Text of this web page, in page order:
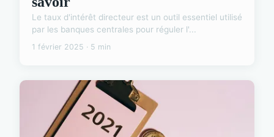
Le taux d'intérêt directeur est un outil essentiel utilisé
par les banques centrales pour réguler l'...
1 février 2025 · 5 min